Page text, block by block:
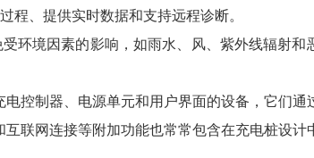
程、提供实时数据和支持远程诊断。
环境因素的影响，如雨水、风、紫外线辐射和
控制器、电源单元和用户界面的设备，它们通
联网连接等附加功能也常常包含在充电桩设计